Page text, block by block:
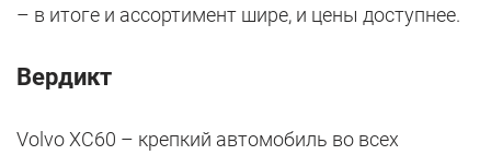
– в итоге и ассортимент шире, и цены доступнее.
Вердикт
Volvo XC60 – крепкий автомобиль во всех